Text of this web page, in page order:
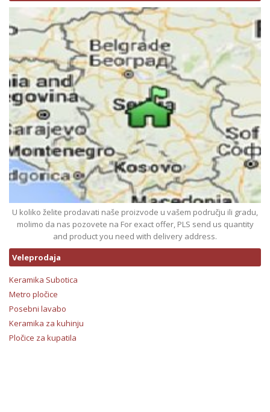
U koliko želite prodavati naše proizvode u vašem području ili gradu,
molimo da nas pozovete na For exact offer, PLS send us quantity
and product you need with delivery address.
Veleprodaja
Keramika Subotica
Metro pločice
Posebni lavabo
Keramika za kuhinju
Pločice za kupatila